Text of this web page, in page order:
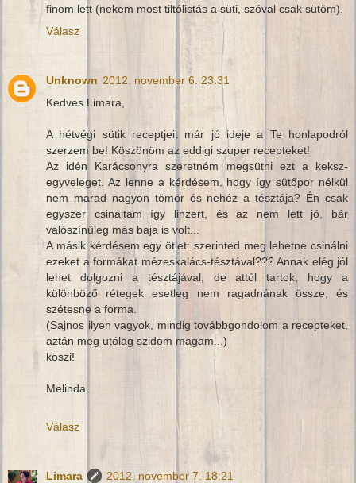
finom lett (nekem most tiltólistás a süti, szóval csak sütöm).
Válasz
Unknown 2012. november 6. 23:31
Kedves Limara,
A hétvégi sütik receptjeit már jó ideje a Te honlapodról
szerzem be! Köszönöm az eddigi szuper recepteket!
Az idén Karácsonyra szeretném megsütni ezt a keksz-
egyveleget. Az lenne a kérdésem, hogy így sütőpor nélkül
nem marad nagyon tömör és nehéz a tésztája? Én csak
egyszer csináltam így linzert, és az nem lett jó, bár
valószínűleg más baja is volt...
A másik kérdésem egy ötlet: szerinted meg lehetne csinálni
ezeket a formákat mézeskalács-tésztával??? Annak elég jól
lehet dolgozni a tésztájával, de attól tartok, hogy a
különböző rétegek esetleg nem ragadnának össze, és
szétesne a forma.
(Sajnos ilyen vagyok, mindig továbbgondolom a recepteket,
aztán meg utólag szidom magam...)
köszi!
Melinda
Válasz
Limara
2012. november 7. 18:21